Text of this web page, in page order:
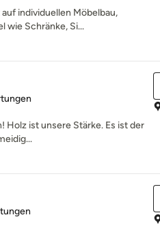
individuellen Möbelbau,
wie Schränke, Si...
5 von 5 Sternen
Holz ist unsere Stärke. Es ist der
4.7 von 5 Sternen